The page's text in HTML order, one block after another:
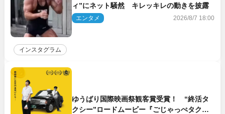
ィ”にネット騒然 キレッキレの動きを披露
エンタメ 2026/8/7 18:00
インスタグラム
ゆうばり国際映画祭観客賞受賞！ “終活タ
クシー”ロードムービー『ごじゃっぺタクシ